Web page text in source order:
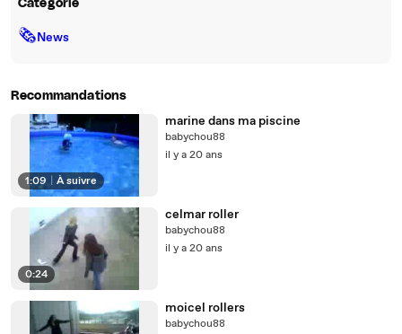
Catégorie
🗞News
Recommandations
1:09 À suivre
marine dans ma piscine
babychou88
il y a 20 ans
0:24
celmar roller
babychou88
il y a 20 ans
moicel rollers
babychou88